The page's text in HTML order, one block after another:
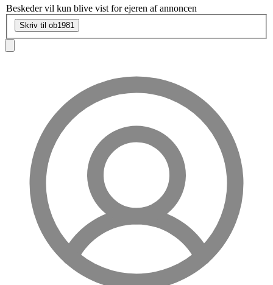
Beskeder vil kun blive vist for ejeren af annoncen
Skriv til ob1981